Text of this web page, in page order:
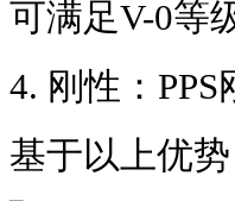
可满足V-0等
4. 刚性：
基于以上优